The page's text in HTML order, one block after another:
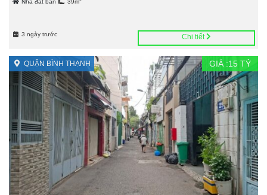
Nhà đất bán 39m
3 ngày trước Chi tiết
QUẬN BÌNH THẠNH GIÁ :15 TỶ